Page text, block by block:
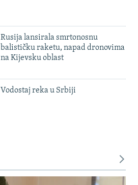
Rusija lansirala smrtonosnu
balističku raketu, napad dronovima
na Kijevsku oblast
Vodostaj reka u Srbiji